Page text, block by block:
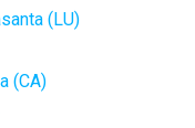
(LU)
(CA)